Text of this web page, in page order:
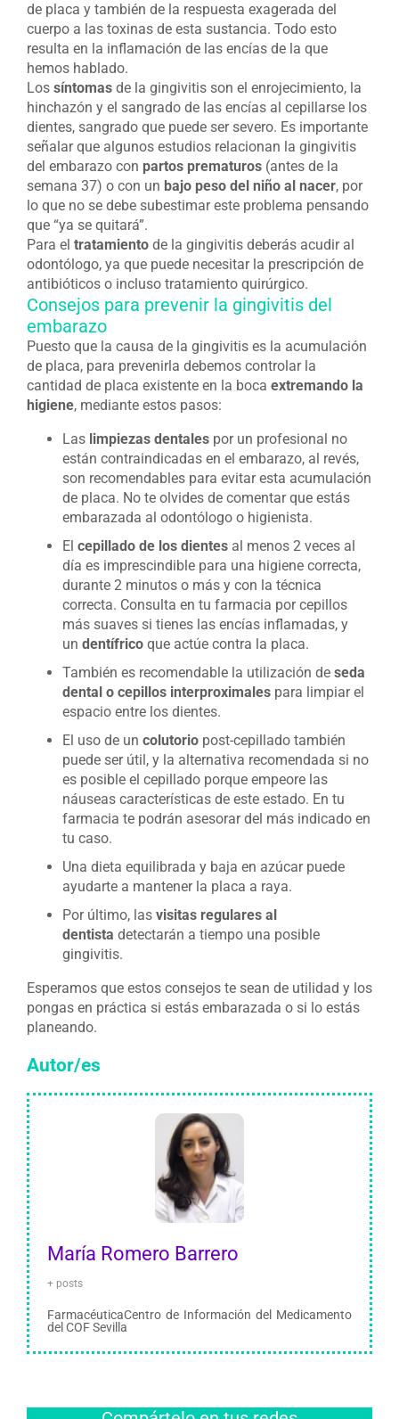
de placa y también de la respuesta exagerada del
cuerpo a las toxinas de esta sustancia. Todo esto
resulta en la inflamación de las encías de la que
hemos hablado.
Los síntomas de la gingivitis son el enrojecimiento, la
hinchazón y el sangrado de las encías al cepillarse los
dientes, sangrado que puede ser severo. Es importante
señalar que algunos estudios relacionan la gingivitis
del embarazo con partos prematuros (antes de la
semana 37) o con un bajo peso del niño al nacer, por
lo que no se debe subestimar este problema pensando
que “ya se quitará”.
Para el tratamiento de la gingivitis deberás acudir al
odontólogo, ya que puede necesitar la prescripción de
antibióticos o incluso tratamiento quirúrgico.
Consejos para prevenir la gingivitis del
embarazo
Puesto que la causa de la gingivitis es la acumulación
de placa, para prevenirla debemos controlar la
cantidad de placa existente en la boca extremando la
higiene, mediante estos pasos:
Las limpiezas dentales por un profesional no
están contraindicadas en el embarazo, al revés,
son recomendables para evitar esta acumulación
de placa. No te olvides de comentar que estás
embarazada al odontólogo o higienista.
El cepillado de los dientes al menos 2 veces al
día es imprescindible para una higiene correcta,
durante 2 minutos o más y con la técnica
correcta. Consulta en tu farmacia por cepillos
más suaves si tienes las encías inflamadas, y
un dentífrico que actúe contra la placa.
También es recomendable la utilización de seda
dental o cepillos interproximales para limpiar el
espacio entre los dientes.
El uso de un colutorio post-cepillado también
puede ser útil, y la alternativa recomendada si no
es posible el cepillado porque empeore las
náuseas características de este estado. En tu
farmacia te podrán asesorar del más indicado en
tu caso.
Una dieta equilibrada y baja en azúcar puede
ayudarte a mantener la placa a raya.
Por último, las visitas regulares al
dentista detectarán a tiempo una posible
gingivitis.
Esperamos que estos consejos te sean de utilidad y los
pongas en práctica si estás embarazada o si lo estás
planeando.
Autor/es
María Romero Barrero
+ posts
FarmacéuticaCentro de Información del Medicamento
del COF Sevilla